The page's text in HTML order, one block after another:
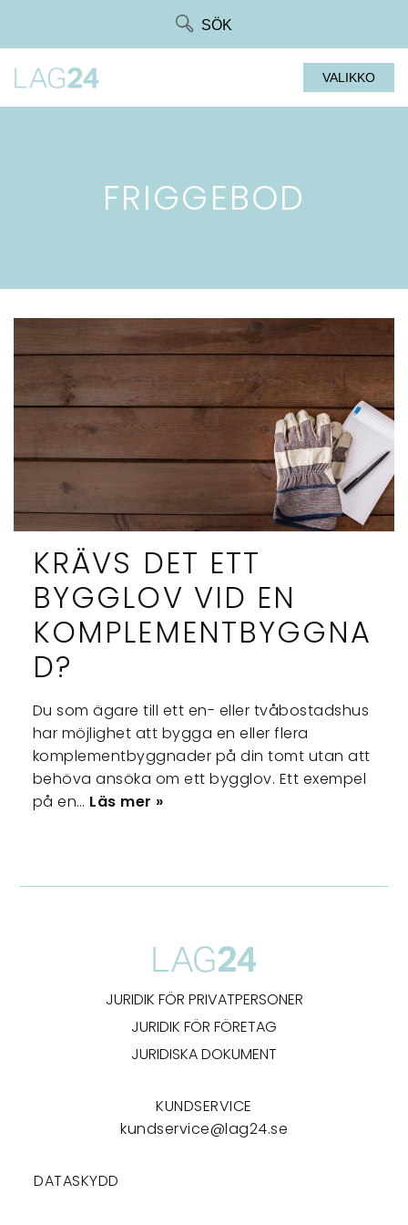
SÖK
VALIKKO
FRIGGEBOD
KRÄVS DET ETT
BYGGLOV VID EN
KOMPLEMENTBYGGNA
D?
Du som ägare till ett en- eller tvåbostadshus
har möjlighet att bygga en eller flera
komplementbyggnader på din tomt utan att
behöva ansöka om ett bygglov. Ett exempel
på en… Läs mer »
JURIDIK FÖR PRIVATPERSONER
JURIDIK FÖR FÖRETAG
JURIDISKA DOKUMENT
KUNDSERVICE
kundservice@lag24.se
DATASKYDD